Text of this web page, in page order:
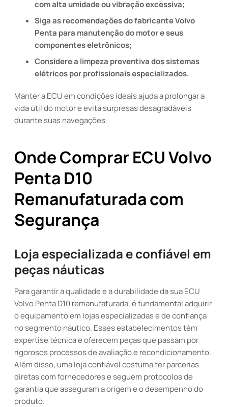
com alta umidade ou vibração excessiva;
Siga as recomendações do fabricante Volvo
Penta para manutenção do motor e seus
componentes eletrônicos;
Considere a limpeza preventiva dos sistemas
elétricos por profissionais especializados.
Manter a ECU em condições ideais ajuda a prolongar a
vida útil do motor e evita surpresas desagradáveis
durante suas navegações.
Onde Comprar ECU Volvo
Penta D10
Remanufaturada com
Segurança
Loja especializada e confiável em
peças náuticas
Para garantir a qualidade e a durabilidade da sua ECU
Volvo Penta D10 remanufaturada, é fundamental adquirir
o equipamento em lojas especializadas e de confiança
no segmento náutico. Esses estabelecimentos têm
expertise técnica e oferecem peças que passam por
rigorosos processos de avaliação e recondicionamento.
Além disso, uma loja confiável costuma ter parcerias
diretas com fornecedores e seguem protocolos de
garantia que asseguram a origem e o desempenho do
produto.